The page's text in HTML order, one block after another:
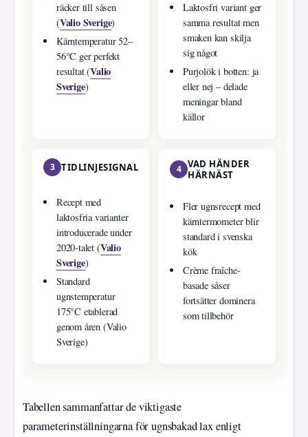
räcker till såsen
(Valio Sverige)
Kärntemperatur 52–
56°C ger perfekt
resultat (Valio
Sverige)
Laktosfri variant ger
samma resultat men
smaken kan skilja
sig något
Purjolök i botten: ja
eller nej – delade
meningar bland
källor
3 TIDLINJESIGNAL
Recept med
laktosfria varianter
introducerade under
2020-talet (Valio
Sverige)
Standard
ugnstemperatur
175°C etablerad
genom åren (Valio
Sverige)
4 VAD HÄNDER
HÄRNÄST
Fler ugnsrecept med
kärntermometer blir
standard i svenska
kök
Crème fraîche-
basade såser
fortsätter dominera
som tillbehör
Tabellen sammanfattar de viktigaste
parameterinställningarna för ugnsbakad lax enligt